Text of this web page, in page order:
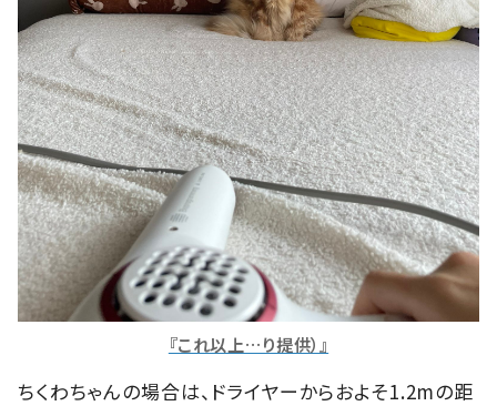
『これ以上…り提供）』
ちくわちゃんの場合は、ドライヤーからおよそ1.2mの距